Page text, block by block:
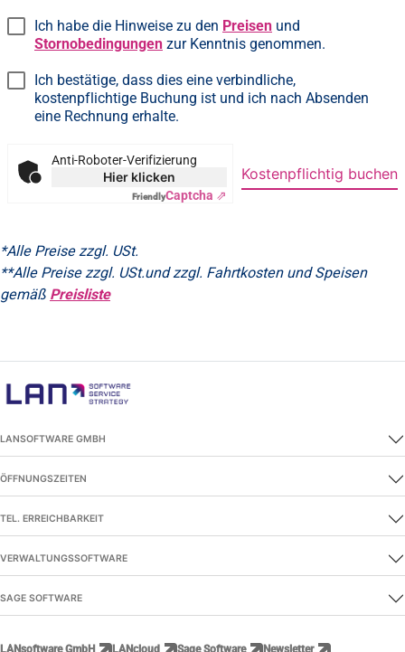
Ich habe die Hinweise zu den Preisen und
Stornobedingungen zur Kenntnis genommen.
Ich bestätige, dass dies eine verbindliche,
kostenpflichtige Buchung ist und ich nach Absenden
eine Rechnung erhalte.
Anti-Roboter-Verifizierung
Hier klicken
FriendlyCaptcha ⇗
Kostenpflichtig buchen
*Alle Preise zzgl. USt.
**Alle Preise zzgl. USt.und zzgl. Fahrtkosten und Speisen
gemäß Preisliste
LANSOFTWARE GMBH
ÖFFNUNGSZEITEN
TEL. ERREICHBARKEIT
VERWALTUNGSSOFTWARE
SAGE SOFTWARE
LANsoftware GmbH LANcloud Sage Software Newsletter